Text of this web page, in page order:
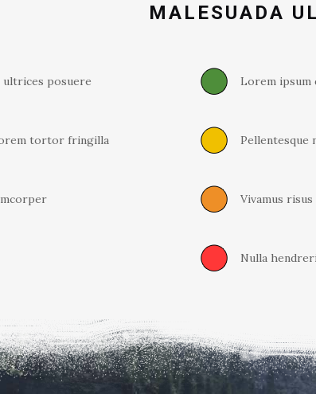
MALESUADA
posuere
tortor fringilla
Lorem ipsum
Pellentesque
Vivamus risus
Nulla